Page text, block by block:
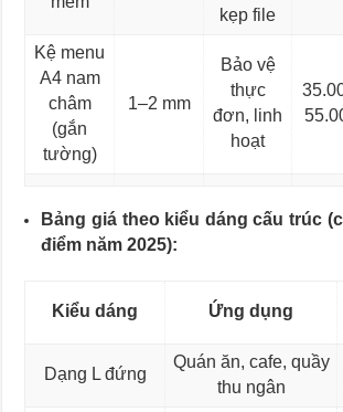
kẹp file
Kệ menu
A4 nam
châm
(gắn
tường)
1–2 mm
Bảo vệ
thực
đơn, linh
hoạt
Bảng giá theo kiểu dáng cấu trúc
điểm năm 2025):
Kiểu dáng Ứng dụng
Dạng L đứng
Quán ăn, cafe, quầy
thu ngân